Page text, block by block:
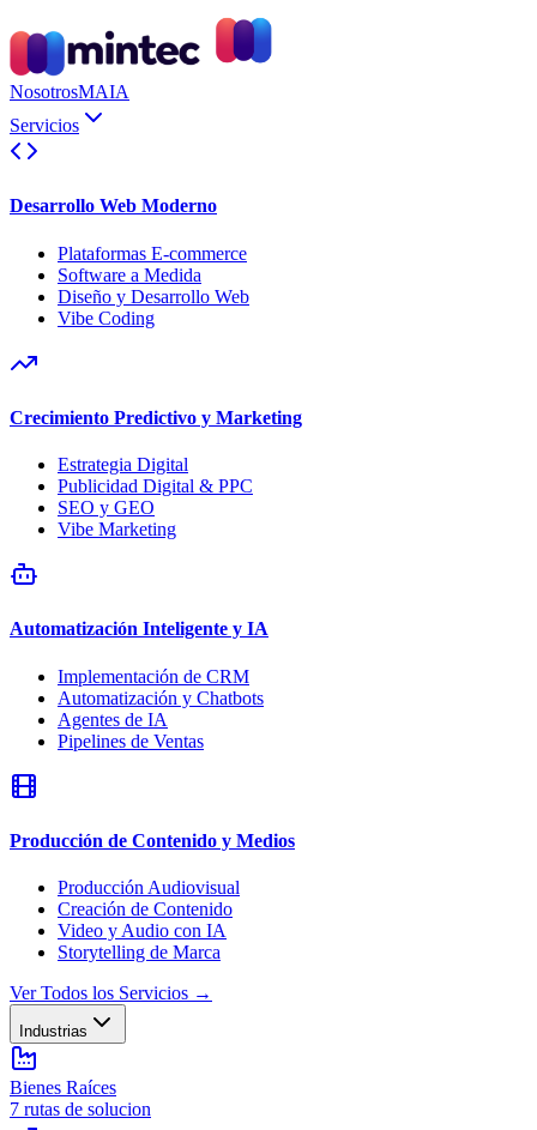
NosotrosMAIA
Servicios
Desarrollo Web Moderno
Plataformas E-commerce
Software a Medida
Diseño y Desarrollo Web
Vibe Coding
Crecimiento Predictivo y Marketing
Estrategia Digital
Publicidad Digital & PPC
SEO y GEO
Vibe Marketing
Automatización Inteligente y IA
Implementación de CRM
Automatización y Chatbots
Agentes de IA
Pipelines de Ventas
Producción de Contenido y Medios
Producción Audiovisual
Creación de Contenido
Video y Audio con IA
Storytelling de Marca
Ver Todos los Servicios →
Industrias
Bienes Raíces
7 rutas de solucion